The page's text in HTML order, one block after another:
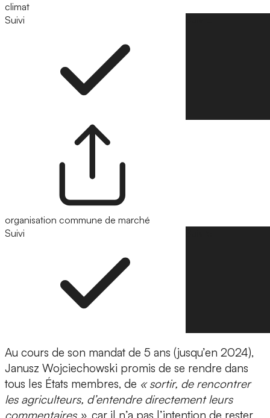
climat
Suivi
organisation commune de marché
Suivi
Au cours de son mandat de 5 ans (jusqu’en 2024),
Janusz Wojciechowski promis de se rendre dans
tous les États membres, de « sortir, de rencontrer
les agriculteurs, d’entendre directement leurs
commentaires », car il n’a pas l’intention de rester